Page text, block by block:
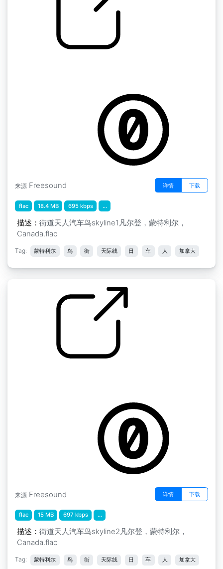
来源 Freesound 详情 下载
flac 18.4 MB 695 kbps ...
描述： 街道天人汽车鸟skyline1凡尔登，蒙特利尔，
Canada.flac
Tag: 蒙特利尔 鸟 街 天际线 日 车 人 加拿大
来源 Freesound 详情 下载
flac 15 MB 697 kbps ...
描述： 街道天人汽车鸟skyline2凡尔登，蒙特利尔，
Canada.flac
Tag: 蒙特利尔 鸟 街 天际线 日 车 人 加拿大